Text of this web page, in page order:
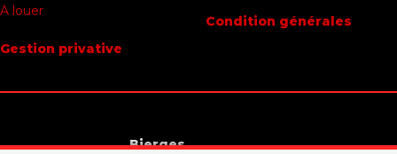
A louer
Gestion privative
Condition générales
Bierges